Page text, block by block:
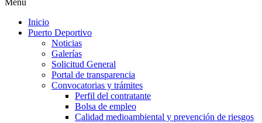
Menú
Inicio
Puerto Deportivo
Noticias
Galerías
Solicitud General
Portal de transparencia
Convocatorias y trámites
Perfil del contratante
Bolsa de empleo
Calidad medioambiental y prevención de riesgos